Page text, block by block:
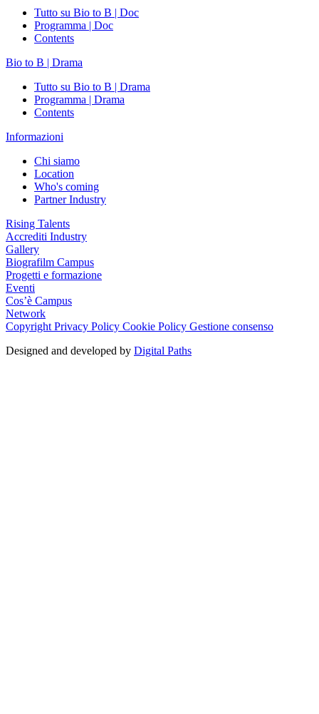
Tutto su Bio to B | Doc
Programma | Doc
Contents
Bio to B | Drama
Tutto su Bio to B | Drama
Programma | Drama
Contents
Informazioni
Chi siamo
Location
Who's coming
Partner Industry
Rising Talents
Accrediti Industry
Gallery
Biografilm Campus
Progetti e formazione
Eventi
Cos’è Campus
Network
Copyright Privacy Policy Cookie Policy Gestione consenso
Designed and developed by Digital Paths